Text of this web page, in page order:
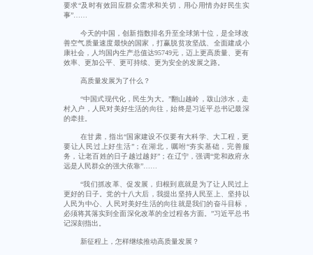
要求“及时有效回应群众需求和关切，用心用情办好民生实
事”……
今天的中国，创新指数排名升至全球第十位，是全球改
善空气质量速度最快的国家，打赢脱贫攻坚战、全面建成小
康社会，人均国内生产总值达95749元，迈上更高质量、更有
效率、更加公平、更可持续、更为安全的发展之路。
高质量发展为了什么？
“中国式现代化，民生为大。”翻山越岭，跋山涉水，走
村入户，人民对美好生活的向往，始终是习近平总书记最深
的牵挂。
在甘肃，指出“国家建设不仅要有大科学、大工程，更
要让人民过上好生活”；在湖北，嘱咐“夯实基础，完善服
务，让老百姓的日子越过越好”；在辽宁，强调“党和政府永
远是人民群众的强大依靠”……
“我们抓改革、促发展，归根到底就是为了让人民过上
更好的日子。党的十八大后，我提出坚持人民至上、坚持以
人民为中心、人民对美好生活的向往就是我们的奋斗目标，
必须将其落实到全面深化改革的全过程各方面。”习近平总书
记深刻指出。
新征程上，怎样继续推动高质量发展？